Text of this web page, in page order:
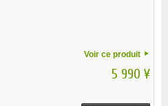
Voir ce produit
5 990 ¥